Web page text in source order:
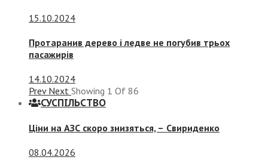
15.10.2024
Протаранив дерево і ледве не погубив трьох
пасажирів
14.10.2024
Prev Next Showing 1 Of 86
СУСПIЛЬСТВО
Ціни на АЗС скоро знизяться, – Свириденко
08.04.2026